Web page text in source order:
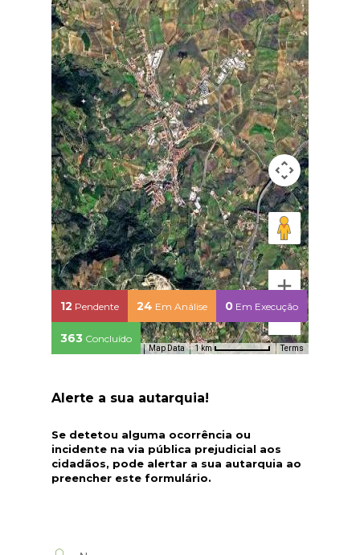
Map Data 1 km Terms
12 Pendente 24 Em Análise 0 Em Execução
363 Concluído
Alerte a sua autarquia!
Se detetou alguma ocorrência ou
incidente na via pública prejudicial aos
cidadãos, pode alertar a sua autarquia ao
preencher este formulário.